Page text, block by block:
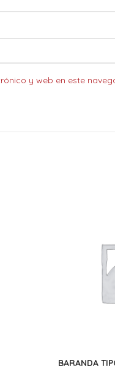
y web en este
BARANDA